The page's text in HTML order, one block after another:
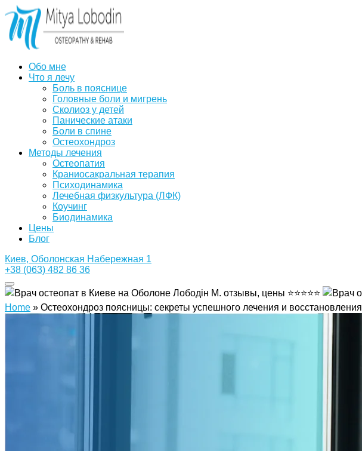
Обо мне
Что я лечу
Боль в пояснице
Головные боли и мигрень
Сколиоз у детей
Панические атаки
Боли в спине
Остеохондроз
Методы лечения
Остеопатия
Краниосакральная терапия
Психодинамика
Лечебная физкультура (ЛФК)
Коучинг
Биодинамика
Цены
Блог
Киев, Оболонская Набережная 1
+38 (063) 482 86 36
Home » Остеохондроз поясницы: секреты успешного лечения и восстановления